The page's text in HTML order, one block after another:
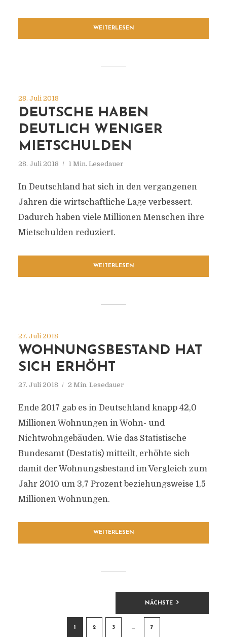
WEITERLESEN
28. Juli 2018
DEUTSCHE HABEN
DEUTLICH WENIGER
MIETSCHULDEN
28. Juli 2018 1 Min. Lesedauer
In Deutschland hat sich in den vergangenen
Jahren die wirtschaftliche Lage verbessert.
Dadurch haben viele Millionen Menschen ihre
Mietschulden reduziert.
WEITERLESEN
27. Juli 2018
WOHNUNGSBESTAND HAT
SICH ERHÖHT
27. Juli 2018 2 Min. Lesedauer
Ende 2017 gab es in Deutschland knapp 42,0
Millionen Wohnungen in Wohn- und
Nichtwohngebäuden. Wie das Statistische
Bundesamt (Destatis) mitteilt, erhöhte sich
damit der Wohnungsbestand im Vergleich zum
Jahr 2010 um 3,7 Prozent beziehungsweise 1,5
Millionen Wohnungen.
WEITERLESEN
BEITRAGSNAVIGATION
1 2 3 … 7
NÄCHSTE